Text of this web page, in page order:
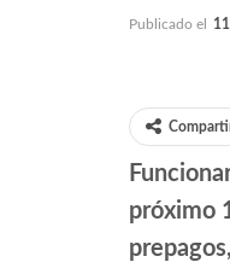
Publicado el
próximo